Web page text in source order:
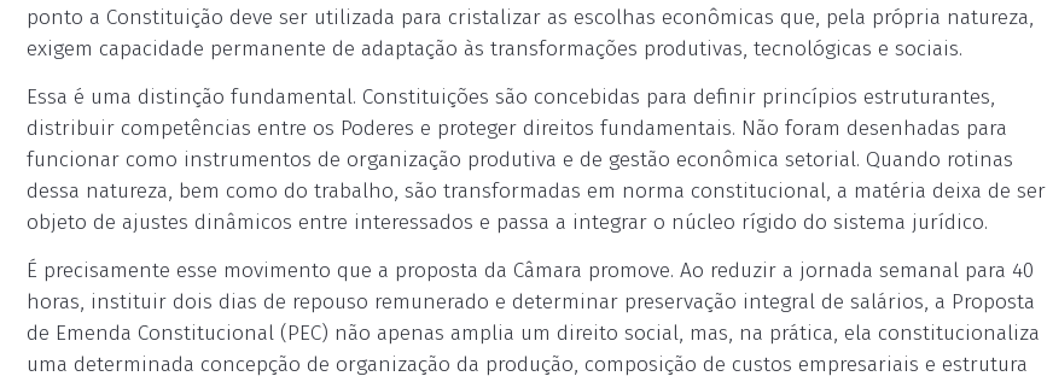
ponto a Constituição deve ser utilizada para cristalizar as escolhas econômicas que, pela própria natureza,
exigem capacidade permanente de adaptação às transformações produtivas, tecnológicas e sociais.
Essa é uma distinção fundamental. Constituições são concebidas para definir princípios estruturantes,
distribuir competências entre os Poderes e proteger direitos fundamentais. Não foram desenhadas para
funcionar como instrumentos de organização produtiva e de gestão econômica setorial. Quando rotinas
dessa natureza, bem como do trabalho, são transformadas em norma constitucional, a matéria deixa de ser
objeto de ajustes dinâmicos entre interessados e passa a integrar o núcleo rígido do sistema jurídico.
É precisamente esse movimento que a proposta da Câmara promove. Ao reduzir a jornada semanal para 40
horas, instituir dois dias de repouso remunerado e determinar preservação integral de salários, a Proposta
de Emenda Constitucional (PEC) não apenas amplia um direito social, mas, na prática, ela constitucionaliza
uma determinada concepção de organização da produção, composição de custos empresariais e estrutura